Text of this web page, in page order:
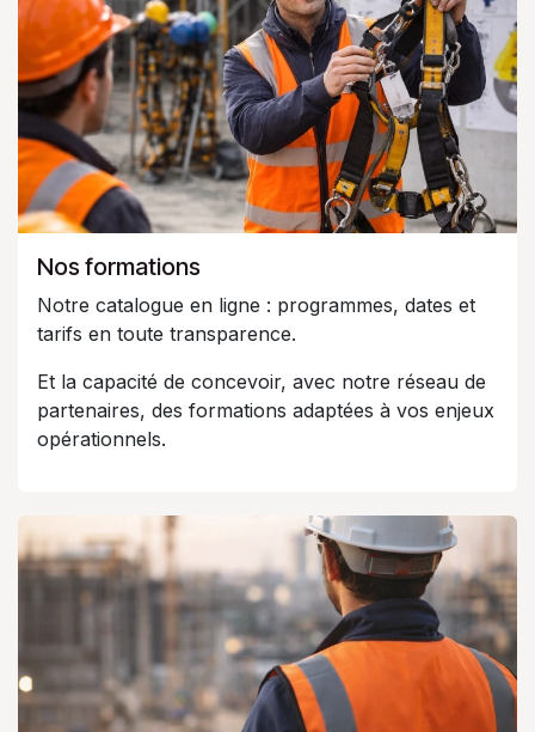
Nos formations
Notre catalogue en ligne : programmes, dates et
tarifs en toute transparence.
Et la capacité de concevoir, avec notre réseau de
partenaires, des formations adaptées à vos enjeux
opérationnels.